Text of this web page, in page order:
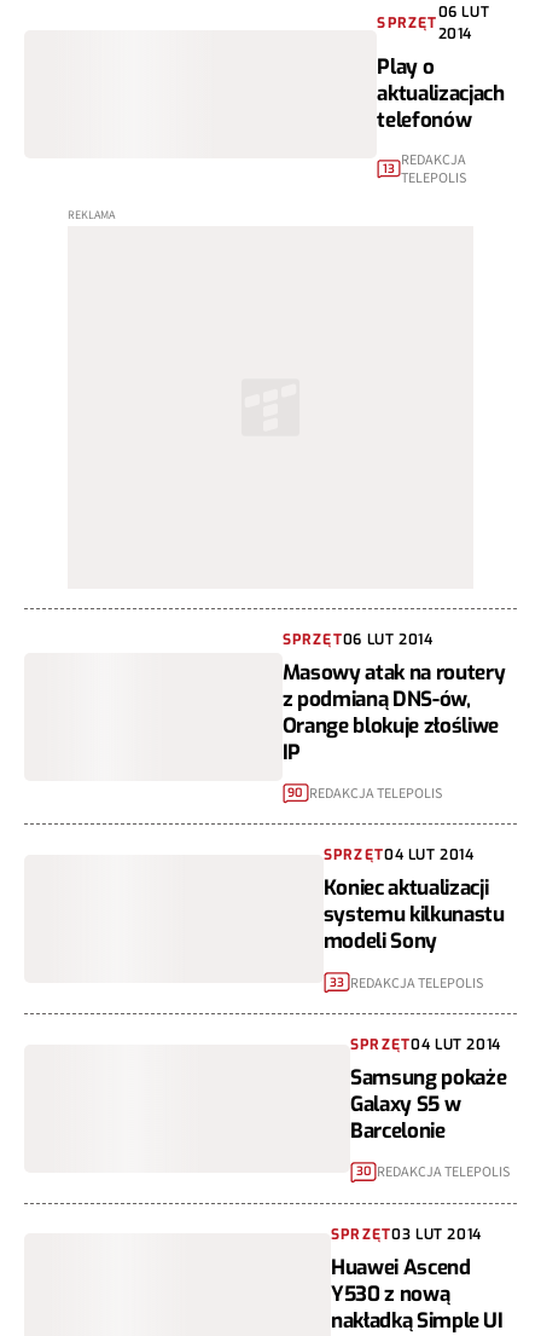
SPRZĘT
06 LUT
2014
Play o
aktualizacjach
telefonów
13 REDAKCJA
TELEPOLIS
SPRZĘT06 LUT 2014
Masowy atak na routery
z podmianą DNS-ów,
Orange blokuje złośliwe
IP
90 REDAKCJA TELEPOLIS
SPRZĘT04 LUT 2014
Koniec aktualizacji
systemu kilkunastu
modeli Sony
33 REDAKCJA TELEPOLIS
SPRZĘT04 LUT 2014
Samsung pokaże
Galaxy S5 w
Barcelonie
30 REDAKCJA TELEPOLIS
SPRZĘT03 LUT 2014
Huawei Ascend
Y530 z nową
nakładką Simple UI